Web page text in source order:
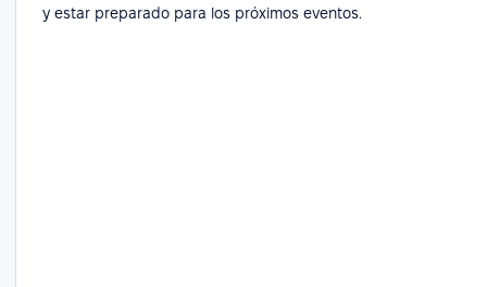
y estar preparado para los próximos eventos.